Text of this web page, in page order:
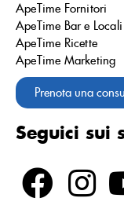
ApeTime Fornitori
ApeTime Bar e Locali
ApeTime Ricette
ApeTime Marketing
Prenota una
Seguici sui